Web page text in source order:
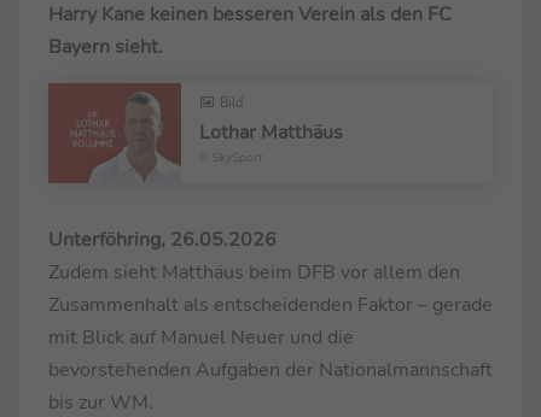
Harry Kane keinen besseren Verein als den FC
Bayern sieht.
Bild
Lothar Matthäus
© SkySport
Unterföhring, 26.05.2026
Zudem sieht Matthäus beim DFB vor allem den
Zusammenhalt als entscheidenden Faktor – gerade
mit Blick auf Manuel Neuer und die
bevorstehenden Aufgaben der Nationalmannschaft
bis zur WM.